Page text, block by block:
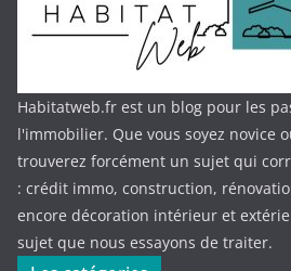
Habitatweb.fr est un blog pour les
l'immobilier. Que vous soyez novice
trouverez forcément un sujet qui
: crédit immo, construction,
encore décoration intérieur et
sujet que nous essayons de traiter.